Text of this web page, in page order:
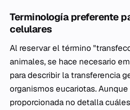
Terminología preferente
celulares
Al reservar el término
animales, se hace necesario
para describir la transferencia
organismos eucariotas.
proporcionada no detalla